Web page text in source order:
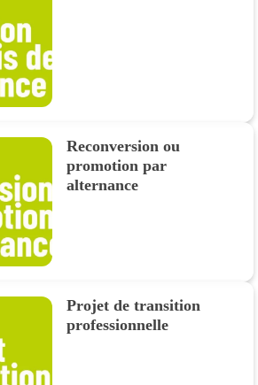
Reconversion ou
promotion par
alternance
Projet de transition
professionnelle